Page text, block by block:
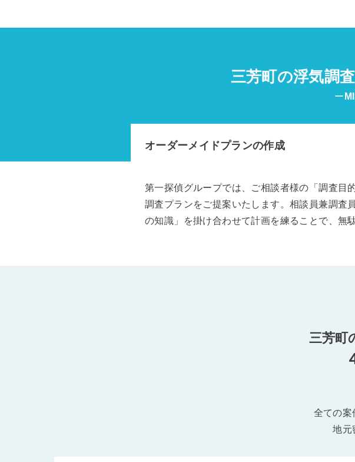
三芳町の浮気調
ー
オーダーメイドプランの作成
第一探偵グループでは、ご相談者様の「調査目
調査プランをご提案いたします。相談員兼調査
の知識」を掛け合わせて計画を練ることで、無
三芳町
全ての案
地元